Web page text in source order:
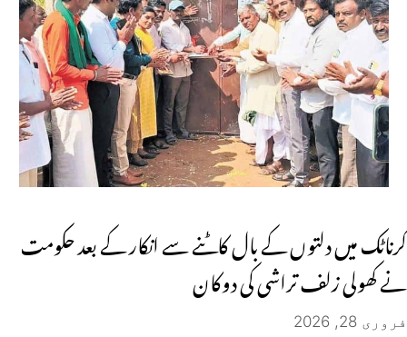
کرناٹک میں دلتوں کے بال کاٹنے سے انکار کے بعد حکومت
نے کھولی زلف تراشی کی دوکان
فروری 28, 2026